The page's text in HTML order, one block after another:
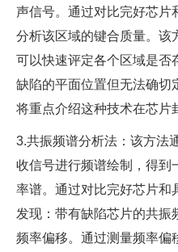
声信号。通过对比完好芯片
分析该区域的键合质量。该
可以快速评定各个区域是否
缺陷的平面位置但无法确切
将重点介绍这种技术在芯片
3.共振频谱分析法：该方法
收信号进行频谱绘制，得到
率谱。通过对比完好芯片和
发现：带有缺陷芯片的共振
频率偏移。通过测量频率偏